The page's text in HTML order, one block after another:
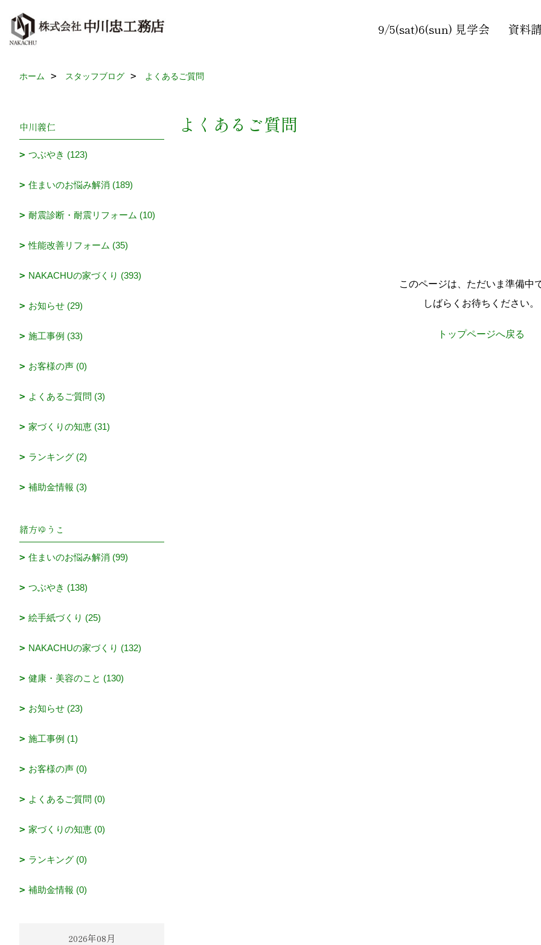
9/5(sat)6(sun) 見学会 資料
ホーム スタッフブログ よくあるご質問
よくあるご質問
このページは、ただいま準備中
しばらくお待ちください。
トップページへ戻る
中川義仁
つぶやき (123)
住まいのお悩み解消 (189)
耐震診断・耐震リフォーム (10)
性能改善リフォーム (35)
NAKACHUの家づくり (393)
お知らせ (29)
施工事例 (33)
お客様の声 (0)
よくあるご質問 (3)
家づくりの知恵 (31)
ランキング (2)
補助金情報 (3)
緒方ゆうこ
住まいのお悩み解消 (99)
つぶやき (138)
絵手紙づくり (25)
NAKACHUの家づくり (132)
健康・美容のこと (130)
お知らせ (23)
施工事例 (1)
お客様の声 (0)
よくあるご質問 (0)
家づくりの知恵 (0)
ランキング (0)
補助金情報 (0)
2026年08月